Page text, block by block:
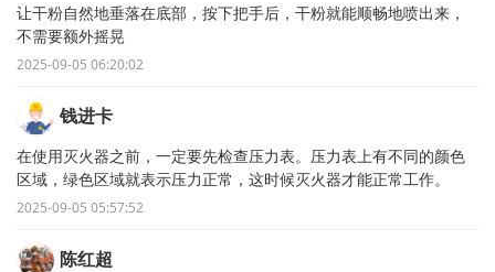
让干粉自然地垂落在底部，按下把手后，干粉就能顺畅地喷出来，
不需要额外摇晃
2025-09-05 06:20:02
钱进卡
在使用灭火器之前，一定要先检查压力表。压力表上有不同的颜色
区域，绿色区域就表示压力正常，这时候灭火器才能正常工作。
2025-09-05 05:57:52
陈红超